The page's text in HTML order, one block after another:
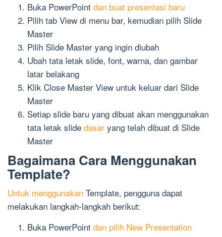
Buka PowerPoint dan buat presentasi baru
Pilih tab View di menu bar, kemudian pilih Slide
Master
Pilih Slide Master yang ingin diubah
Ubah tata letak slide, font, warna, dan gambar
latar belakang
Klik Close Master View untuk keluar dari Slide
Master
Setiap slide baru yang dibuat akan menggunakan
tata letak slide dasar yang telah dibuat di Slide
Master
Bagaimana Cara Menggunakan
Template?
Untuk menggunakan Template, pengguna dapat
melakukan langkah-langkah berikut:
Buka PowerPoint dan pilih New Presentation